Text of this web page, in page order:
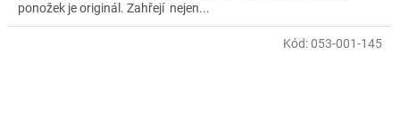
ponožek je originál. Zahřejí nejen...
Kód:053-001-145